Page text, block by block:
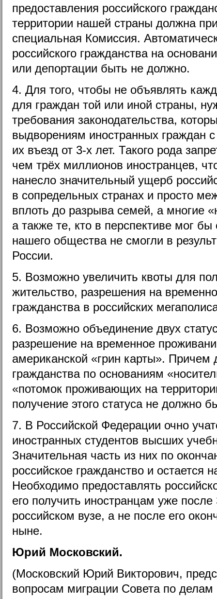
предоставления российского
территории нашей страны должна
специальная Комиссия.
российского гражданства на
или депортации быть не должно.
4. Для того, чтобы не объявлять
для граждан той или иной страны,
требования законодательства,
выдворениям иностранных граждан
их въезд от 3-х лет. Такого рода
чем трёх миллионов иностранцев,
нанесло значительный ущерб
в сопредельных странах и просто
вплоть до разрыва семей, а многие
а также те, кто в перспективе мог
нашего общества не смогли в
России.
5. Возможно увеличить квоты для
жительство, разрешения на
гражданства в российских
6. Возможно объединение двух
разрешение на временное
американской «грин карты». Причем
гражданства по основаниям
«потомок проживающих на
получение этого статуса не должно
7. В Российской Федерации очно
иностранных студентов высших
Значительная часть из них по
российское гражданство и остается
Необходимо предоставлять
его получить иностранцам уже после
российском вузе, а не после его
ныне.
Юрий Московский.
(Московский Юрий Викторович,
вопросам миграции Совета по делам